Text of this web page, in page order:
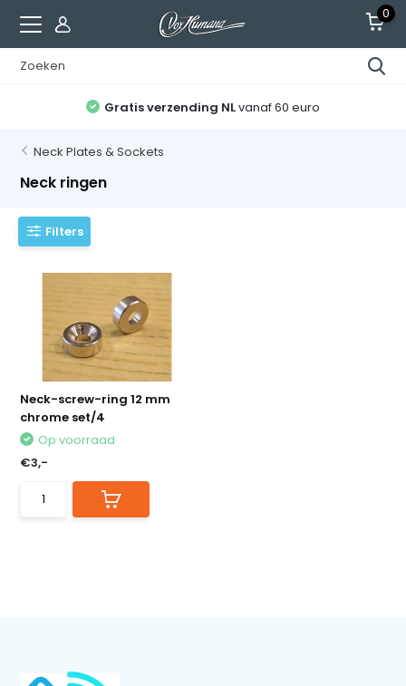
0
Gratis verzending NLvanaf 60 euro
Neck Plates & Sockets
Neck ringen
Filters
Neck-screw-ring 12 mm
chrome set/4
Op voorraad
€3,-